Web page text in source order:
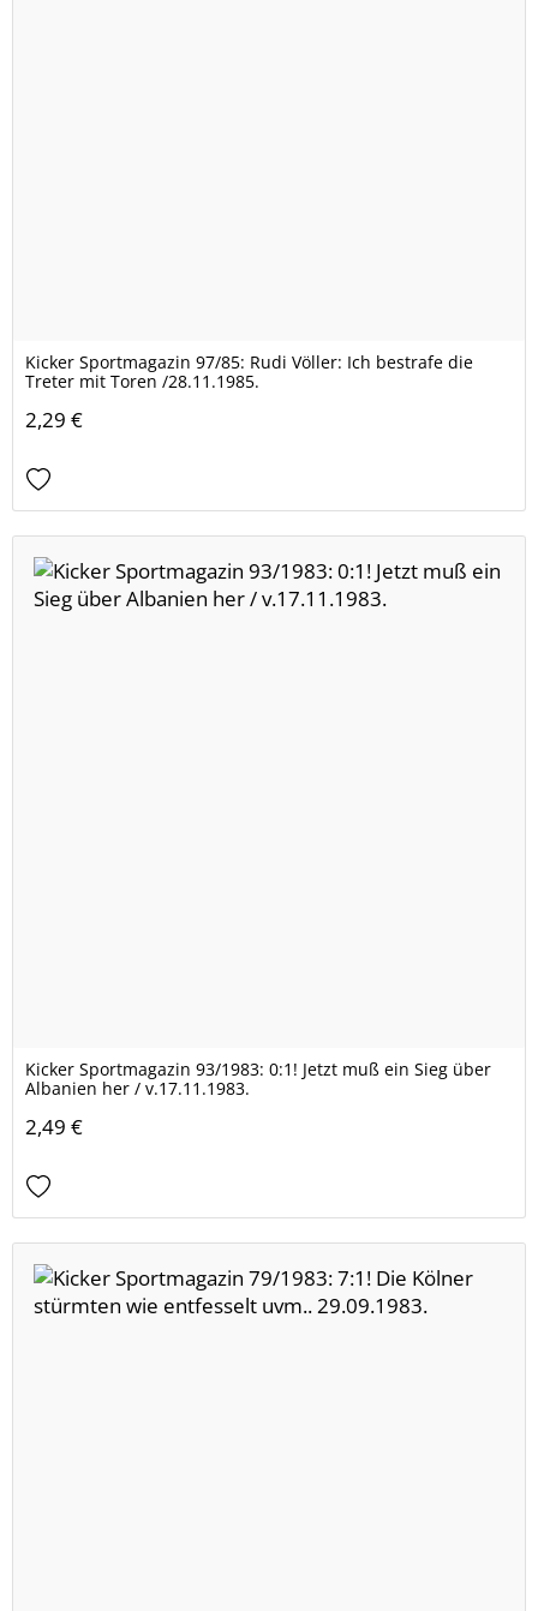
Kicker Sportmagazin 97/85: Rudi Völler: Ich bestrafe die
Treter mit Toren /28.11.1985.
2,29 €
Kicker Sportmagazin 93/1983: 0:1! Jetzt muß ein Sieg über
Albanien her / v.17.11.1983.
2,49 €